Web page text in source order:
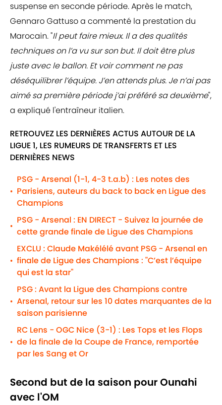
suspense en seconde période. Après le match,
Gennaro Gattuso a commenté la prestation du
Marocain. "Il peut faire mieux. Il a des qualités
techniques on l’a vu sur son but. Il doit être plus
juste avec le ballon. Et voir comment ne pas
déséquilibrer l’équipe. J’en attends plus. Je n’ai pas
aimé sa première période j’ai préféré sa deuxième",
a expliqué l'entraîneur italien.
RETROUVEZ LES DERNIÈRES ACTUS AUTOUR DE LA
LIGUE 1, LES RUMEURS DE TRANSFERTS ET LES
DERNIÈRES NEWS
•
PSG - Arsenal (1-1, 4-3 t.a.b) : Les notes des
Parisiens, auteurs du back to back en Ligue des
Champions
•
PSG - Arsenal : EN DIRECT - Suivez la journée de
cette grande finale de Ligue des Champions
•
EXCLU : Claude Makélélé avant PSG - Arsenal en
finale de Ligue des Champions : "C’est l’équipe
qui est la star"
•
PSG : Avant la Ligue des Champions contre
Arsenal, retour sur les 10 dates marquantes de la
saison parisienne
•
RC Lens - OGC Nice (3-1) : Les Tops et les Flops
de la finale de la Coupe de France, remportée
par les Sang et Or
Second but de la saison pour Ounahi
avec l'OM